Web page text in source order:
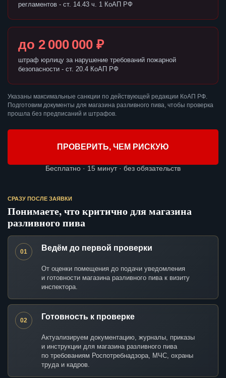
регламентов - ст. 14.43 ч. 1 КоАП РФ
до 2 000 000 ₽
штраф юрлицу за нарушение требований пожарной
безопасности - ст. 20.4 КоАП РФ
Указаны максимальные санкции по действующей редакции КоАП РФ.
Подготовим документы для магазина разливного пива, чтобы проверка
прошла без предписаний и штрафов.
ПРОВЕРИТЬ, ЧЕМ РИСКУЮ
Бесплатно · 15 минут · без обязательств
СРАЗУ ПОСЛЕ ЗАЯВКИ
Понимаете, что критично для магазина
разливного пива
01 Ведём до первой проверки
От оценки помещения до подачи уведомления
и готовности магазина разливного пива к визиту
инспектора.
02 Готовность к проверке
Актуализируем документацию, журналы, приказы
и инструкции для магазина разливного пива
по требованиям Роспотребнадзора, МЧС, охраны
труда и кадров.